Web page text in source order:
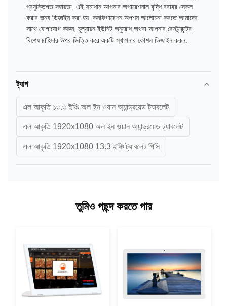
প্রযুক্তিগত সহায়তা, এই সমাধান আপনার অপারেশনাল বৃদ্ধি বরাবর স্কেল
করার জন্য ডিজাইন করা হয়. কনফিগারেশন অপশন আলোচনা করতে আমাদের
সাথে যোগাযোগ করুন, মূল্যায়ন ইউনিট অনুরোধ,অথবা আপনার রেস্টুরেন্টের
বিশেষ চাহিদার উপর ভিত্তি করে একটি স্থাপনার কৌশল ডিজাইন করুন.
ট্যাগ
এল আকৃতি ১৩.৩ ইঞ্চি অল ইন ওয়ান অ্যান্ড্রয়েড ট্যাবলেট
এল আকৃতি 1920x1080 অল ইন ওয়ান অ্যান্ড্রয়েড ট্যাবলেট
এল আকৃতি 1920x1080 13.3 ইঞ্চি ট্যাবলেট পিসি
তুমিও পছন্দ করতে পার